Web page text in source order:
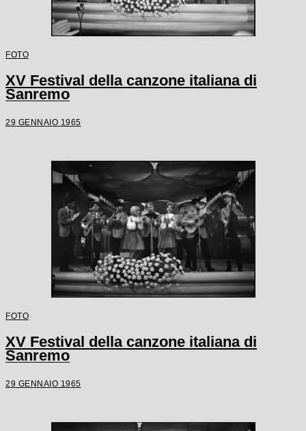
FOTO
XV Festival della canzone italiana di
Sanremo
29 GENNAIO 1965
FOTO
XV Festival della canzone italiana di
Sanremo
29 GENNAIO 1965